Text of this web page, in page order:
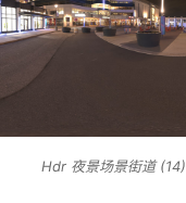
Hdr 夜景场景街道 (14)